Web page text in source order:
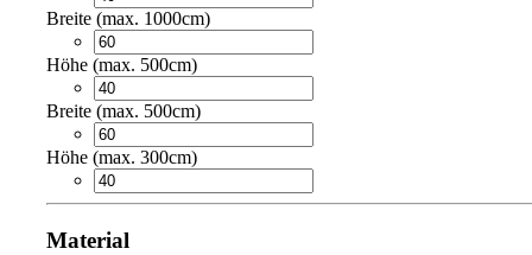
Breite (max. 1000cm)
Höhe (max. 500cm)
Breite (max. 500cm)
Höhe (max. 300cm)
Material